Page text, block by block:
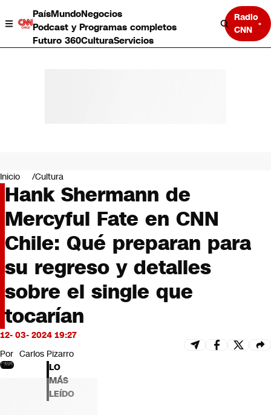
PaísMundoNegocios
Podcast y Programas completos
Futuro 360CulturaServicios
Radio
CNN
Negocios
Deportes
Programas completos
Cultura
Servicios
Bits
CNN tiempo
Futuro 360
Opinión
Inicio Cultura
Hank Shermann de
Mercyful Fate en CNN
Chile: Qué preparan para
su regreso y detalles
sobre el single que
tocarían
12- 03- 2024 19:27
Por Carlos Pizarro
LO
MÁS
LEÍDO